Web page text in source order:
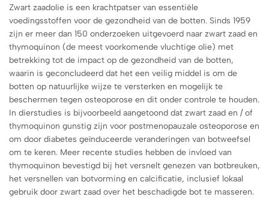
Zwart zaadolie is een krachtpatser van essentiële
voedingsstoffen voor de gezondheid van de botten. Sinds 1959
zijn er meer dan 150 onderzoeken uitgevoerd naar zwart zaad en
thymoquinon (de meest voorkomende vluchtige olie) met
betrekking tot de impact op de gezondheid van de botten,
waarin is geconcludeerd dat het een veilig middel is om de
botten op natuurlijke wijze te versterken en mogelijk te
beschermen tegen osteoporose en dit onder controle te houden.
In dierstudies is bijvoorbeeld aangetoond dat zwart zaad en / of
thymoquinon gunstig zijn voor postmenopauzale osteoporose en
om door diabetes geïnduceerde veranderingen van botweefsel
om te keren. Meer recente studies hebben de invloed van
thymoquinon bevestigd bij het versnelt genezen van botbreuken,
het versnellen van botvorming en calcificatie, inclusief lokaal
gebruik door zwart zaad over het beschadigde bot te masseren.